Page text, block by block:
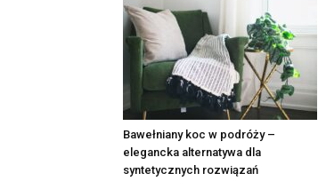
Bawełniany koc w podróży –
elegancka alternatywa dla
syntetycznych rozwiązań